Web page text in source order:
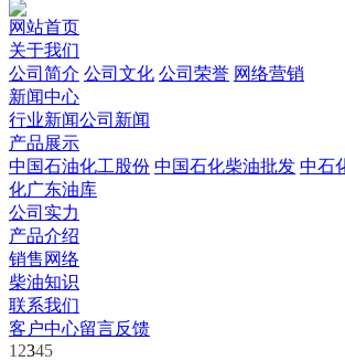
网站首页
关于我们
公司简介 公司文化 公司荣誉 网络营销
新闻中心
行业新闻公司新闻
产品展示
中国石油化工股份 中国石化柴油批发 中石
化广东油库
公司实力
产品介绍
销售网络
柴油知识
联系我们
客户中心留言反馈
1 2345